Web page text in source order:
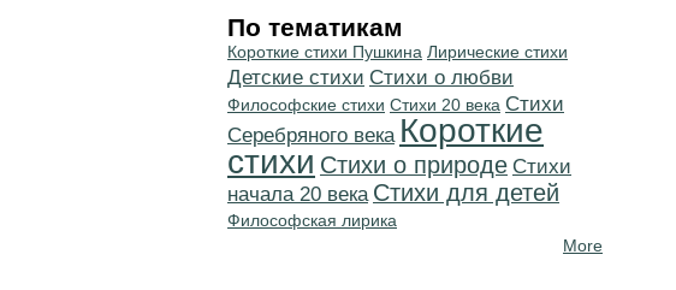
По тематикам
Короткие стихи Пушкина Лирические стихи
Детские стихи Стихи о любви
Философские стихи Стихи 20 века Cтихи
Серебряного века Короткие
стихи Стихи о природе Cтихи
начала 20 века Стихи для детей
Философская лирика
More